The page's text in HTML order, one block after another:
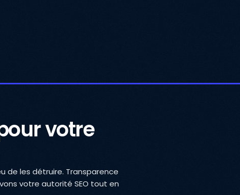
votre
de les détruire. Transparence
votre autorité SEO tout en